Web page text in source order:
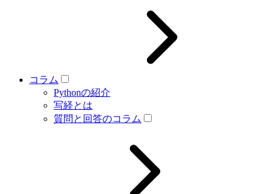
コラム
Pythonの紹介
写経とは
質問と回答のコラム